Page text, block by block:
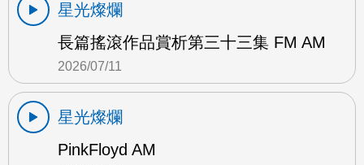
星光燦爛
長篇搖滾作品賞析第三十三集 FM AM
2026/07/11
星光燦爛
PinkFloyd AM